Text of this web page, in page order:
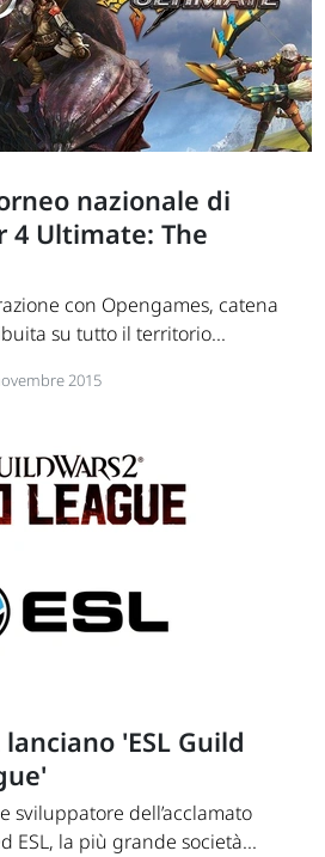
nazionale di
4 Ultimate: The
con Opengames, catena
su tutto il territorio...
2015
'ESL Guild
sviluppatore dell’acclamato
ESL, la più grande società...